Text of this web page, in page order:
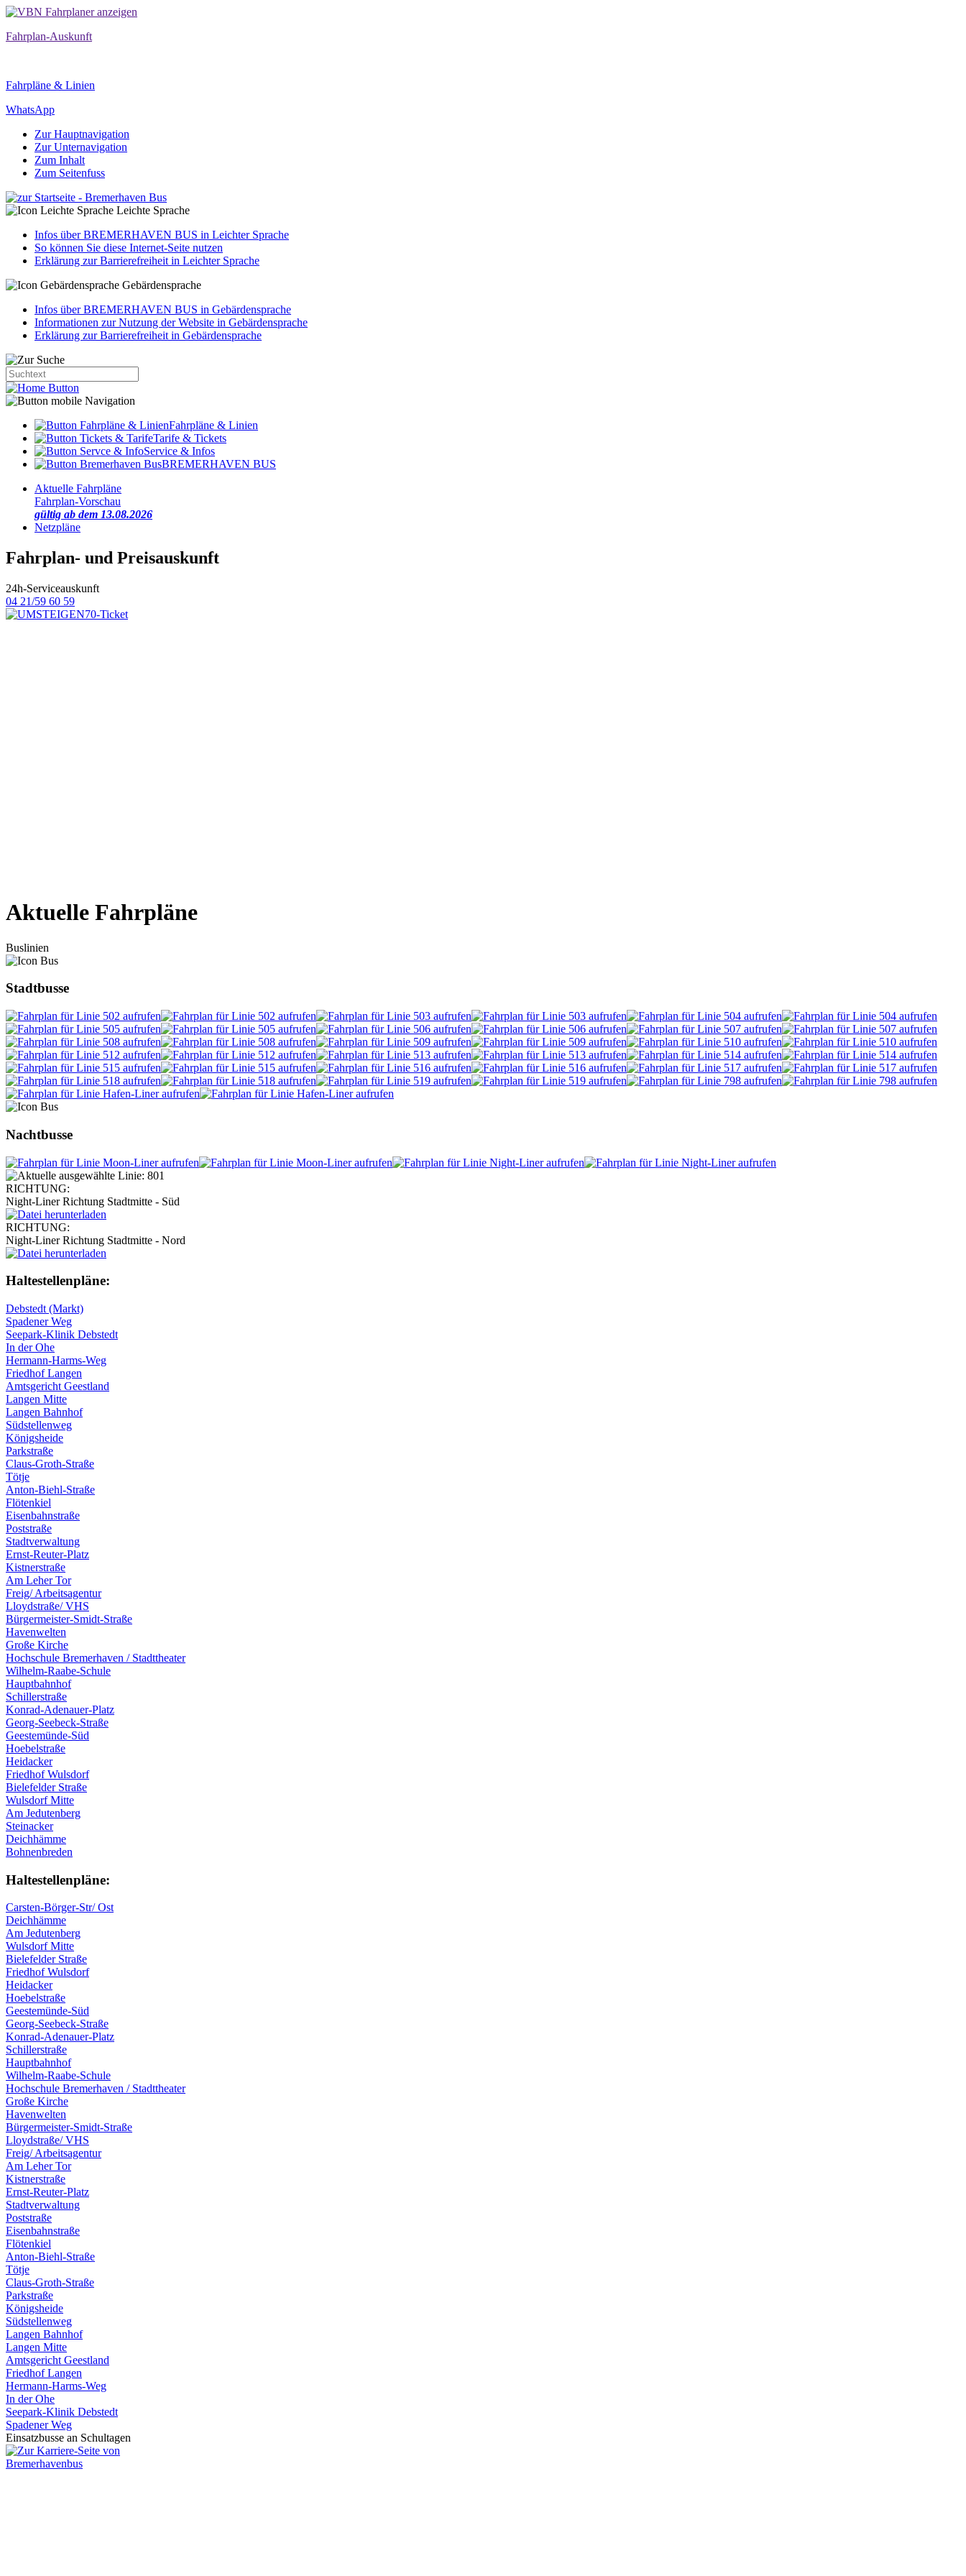
Fahrplan-Auskunft
Fahrpläne & Linien
WhatsApp
Zur Hauptnavigation
Zur Unternavigation
Zum Inhalt
Zum Seitenfuss
Leichte Sprache
Infos über BREMERHAVEN BUS in Leichter Sprache
So können Sie diese Internet-Seite nutzen
Erklärung zur Barrierefreiheit in Leichter Sprache
Gebärdensprache
Infos über BREMERHAVEN BUS in Gebärdensprache
Informationen zur Nutzung der Website in Gebärdensprache
Erklärung zur Barrierefreiheit in Gebärdensprache
Fahrpläne & Linien
Tarife & Tickets
Service & Infos
BREMERHAVEN BUS
Aktuelle Fahrpläne
Fahrplan-Vorschau
gültig ab dem 13.08.2026
Netzpläne
Fahrplan- und Preisauskunft
24h-Serviceauskunft
04 21/59 60 59
Aktuelle Fahrpläne
Buslinien
Stadtbusse
Nachtbusse
RICHTUNG:
Night-Liner Richtung Stadtmitte - Süd
RICHTUNG:
Night-Liner Richtung Stadtmitte - Nord
Haltestellen­pläne:
Debstedt (Markt)
Spadener Weg
Seepark-Klinik Debstedt
In der Ohe
Hermann-Harms-Weg
Friedhof Langen
Amtsgericht Geestland
Langen Mitte
Langen Bahnhof
Südstellenweg
Königsheide
Parkstraße
Claus-Groth-Straße
Tötje
Anton-Biehl-Straße
Flötenkiel
Eisenbahnstraße
Poststraße
Stadtverwaltung
Ernst-Reuter-Platz
Kistnerstraße
Am Leher Tor
Freig/ Arbeitsagentur
Lloydstraße/ VHS
Bürgermeister-Smidt-Straße
Havenwelten
Große Kirche
Hochschule Bremerhaven / Stadttheater
Wilhelm-Raabe-Schule
Hauptbahnhof
Schillerstraße
Konrad-Adenauer-Platz
Georg-Seebeck-Straße
Geestemünde-Süd
Hoebelstraße
Heidacker
Friedhof Wulsdorf
Bielefelder Straße
Wulsdorf Mitte
Am Jedutenberg
Steinacker
Deichhämme
Bohnenbreden
Haltestellen­pläne:
Carsten-Börger-Str/ Ost
Deichhämme
Am Jedutenberg
Wulsdorf Mitte
Bielefelder Straße
Friedhof Wulsdorf
Heidacker
Hoebelstraße
Geestemünde-Süd
Georg-Seebeck-Straße
Konrad-Adenauer-Platz
Schillerstraße
Hauptbahnhof
Wilhelm-Raabe-Schule
Hochschule Bremerhaven / Stadttheater
Große Kirche
Havenwelten
Bürgermeister-Smidt-Straße
Lloydstraße/ VHS
Freig/ Arbeitsagentur
Am Leher Tor
Kistnerstraße
Ernst-Reuter-Platz
Stadtverwaltung
Poststraße
Eisenbahnstraße
Flötenkiel
Anton-Biehl-Straße
Tötje
Claus-Groth-Straße
Parkstraße
Königsheide
Südstellenweg
Langen Bahnhof
Langen Mitte
Amtsgericht Geestland
Friedhof Langen
Hermann-Harms-Weg
In der Ohe
Seepark-Klinik Debstedt
Spadener Weg
Einsatzbusse an Schultagen